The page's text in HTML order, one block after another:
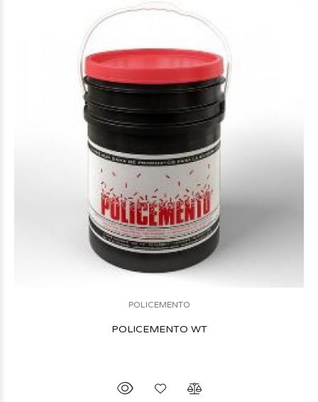
POLICEMENTO
POLICEMENTO WT